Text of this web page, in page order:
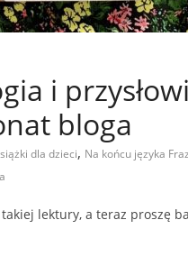
i
bloga
dla dzieci, Na końcu języka
takiej lektury, a teraz proszę